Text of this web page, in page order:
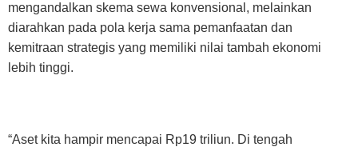
mengandalkan skema sewa konvensional, melainkan
diarahkan pada pola kerja sama pemanfaatan dan
kemitraan strategis yang memiliki nilai tambah ekonomi
lebih tinggi.
“Aset kita hampir mencapai Rp19 triliun. Di tengah